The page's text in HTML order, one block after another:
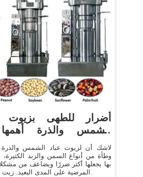
الشمس والذرة
لاشك أن لزيوت عباد الشمس
وطأة من أنواع السمن والزبد الكثيرة،
بها يجعلها أكثر ضررًا ويضاعف من
المرضية على المدى البعيد. زيت عباد الشمس.